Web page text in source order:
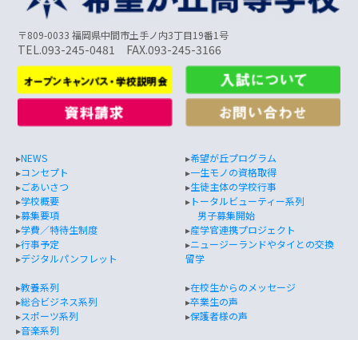
〒809-0033 福岡県中間市土手ノ内3丁目19番1号
TEL.093-245-0481 FAX.093-245-3166
▸NEWS
▸コンセプト
▸ごあいさつ
▸学校概要
▸募集要項
▸学費／特待生制度
▸行事予定
▸デジタルパンフレット
▸教養系列
▸総合ビジネス系列
▸スポーツ系列
▸音楽系列
▸希望が丘プログラム
▸一生モノの資格取得
▸生徒主体の学校行事
▸トータルビューティー系列
男子募集開始
▸産学官連携プロジェクト
▸ニュージーランドやタイとの交換
留学
▸在校生からのメッセージ
▸卒業生の声
▸保護者様の声